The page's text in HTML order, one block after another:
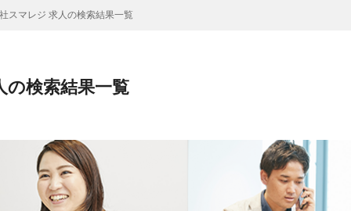
スマレジ 求人の検索結果一覧
の検索結果一覧